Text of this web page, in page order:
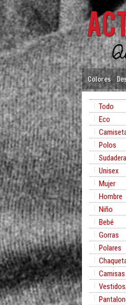
Colores
Todo
Eco
Polos
Unisex
Mujer
Hombre
Niño
Bebé
Gorras
Polares
Camisas